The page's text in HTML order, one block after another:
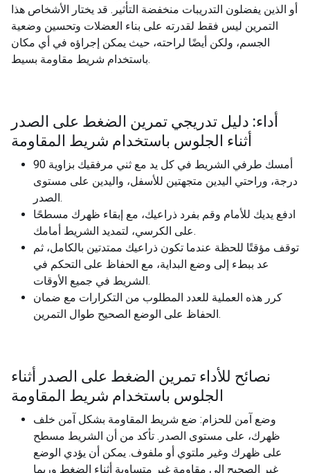
أو الذين يفضلون التدريبات منخفضة التأثير. قد يختار الأشخاص هذا
التمرين ليس فقط لقدرته على بناء العضلات وتحسين وضعية
الجسم، ولكن أيضًا لراحته، حيث يمكن إجراؤه في أي مكان
باستخدام شريط مقاومة بسيط.
أداء: دليل تدريجي تمرين الضغط على الصدر
أثناء الجلوس باستخدام شريط المقاومة
أمسك طرفي الشريط في كل يد مع ثني مرفقيك بزاوية 90
درجة، وراحتي اليدين متجهتين للأسفل، واليدين على مستوى
الصدر.
ادفع يديك للأمام وقم بفرد ذراعيك، مع إبقاء ظهرك مسطحًا
على الكرسي، لتمديد الشريط أمامك.
توقف مؤقتًا للحظة عندما تكون ذراعيك ممتدتين بالكامل، ثم
عد ببطء إلى وضع البداية، مع الحفاظ على التحكم في
الشريط في جميع الأوقات.
كرر هذه العملية للعدد المطلوب من التكرارات مع ضمان
الحفاظ على الوضع الصحيح طوال التمرين.
نصائح للأداء تمرين الضغط على الصدر أثناء
الجلوس باستخدام شريط المقاومة
وضع آمن للحزام: ضع شريط المقاومة بشكل آمن خلف
ظهرك، على مستوى الصدر. تأكد من أن الشريط مسطح
على ظهرك وغير ملتوي أو ملفوف. يمكن أن يؤدي الوضع
غير الصحيح إلى مقاومة غير متساوية أثناء الضغط وربما